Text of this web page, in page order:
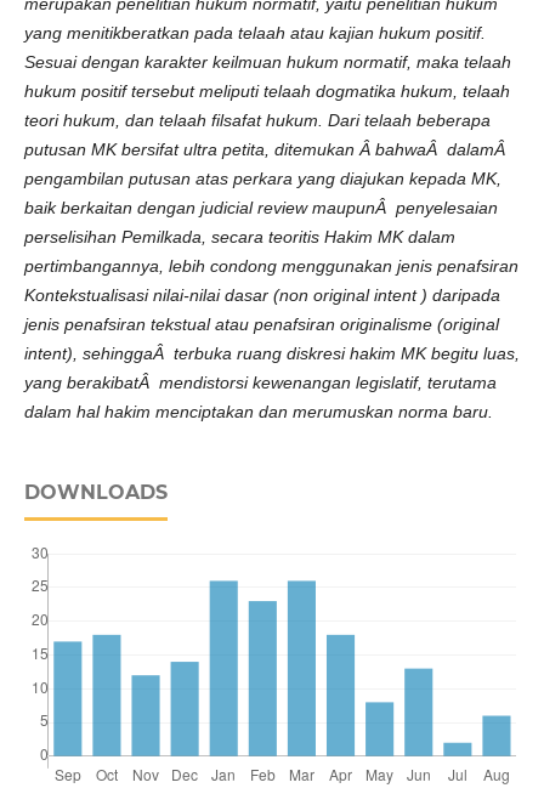
yang menitikberatkan pada telaah atau kajian hukum positif.
Sesuai dengan karakter keilmuan hukum normatif, maka telaah
hukum positif tersebut meliputi telaah dogmatika hukum, telaah
teori hukum, dan telaah filsafat hukum. Dari telaah beberapa
putusan MK bersifat ultra petita, ditemukan Â bahwaÂ dalamÂ
pengambilan putusan atas perkara yang diajukan kepada MK,
baik berkaitan dengan judicial review maupunÂ penyelesaian
perselisihan Pemilkada, secara teoritis Hakim MK dalam
pertimbangannya, lebih condong menggunakan jenis penafsiran
Kontekstualisasi nilai-nilai dasar(non original intent ) daripada
jenis penafsiran tekstual atau penafsiran originalisme (original
intent), sehinggaÂ terbuka ruang diskresi hakim MKbegitu luas,
yang berakibatÂ mendistorsikewenangan legislatif, terutama
dalam hal hakim menciptakan dan merumuskan norma baru.
DOWNLOADS